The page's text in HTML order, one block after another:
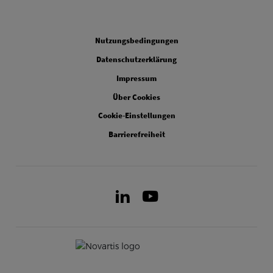
Nutzungsbedingungen
Datenschutzerklärung
Impressum
Über Cookies
Cookie-Einstellungen
Barrierefreiheit
LinkedIn